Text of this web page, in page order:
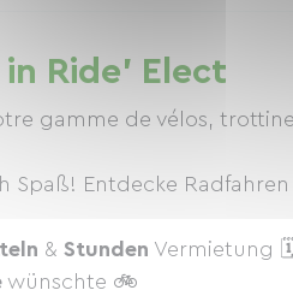
Ride' Elect
gamme de vélos,
Spaß! Entdecke
& Stunden Vermietung
wünschte 🚲